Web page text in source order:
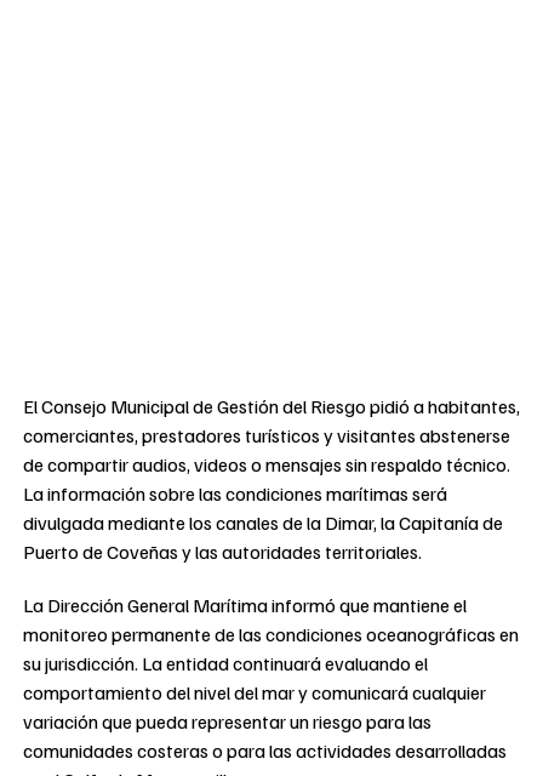
El Consejo Municipal de Gestión del Riesgo pidió a habitantes,
comerciantes, prestadores turísticos y visitantes abstenerse
de compartir audios, videos o mensajes sin respaldo técnico.
La información sobre las condiciones marítimas será
divulgada mediante los canales de la Dimar, la Capitanía de
Puerto de Coveñas y las autoridades territoriales.
La Dirección General Marítima informó que mantiene el
monitoreo permanente de las condiciones oceanográficas en
su jurisdicción. La entidad continuará evaluando el
comportamiento del nivel del mar y comunicará cualquier
variación que pueda representar un riesgo para las
comunidades costeras o para las actividades desarrolladas